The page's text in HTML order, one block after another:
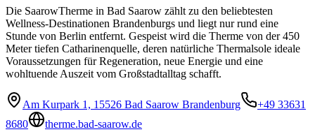
Die SaarowTherme in Bad Saarow zählt zu den beliebtesten
Wellness-Destinationen Brandenburgs und liegt nur rund eine
Stunde von Berlin entfernt. Gespeist wird die Therme von der 450
Meter tiefen Catharinenquelle, deren natürliche Thermalsole ideale
Voraussetzungen für Regeneration, neue Energie und eine
wohltuende Auszeit vom Großstadtalltag schafft.
Am Kurpark 1, 15526 Bad Saarow Brandenburg
+49 33631
8680
therme.bad-saarow.de